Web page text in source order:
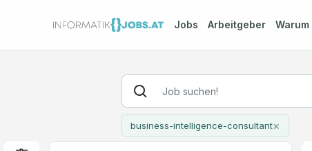
Jobs Arbeitgeber Warum
business-intelligence-consultant×